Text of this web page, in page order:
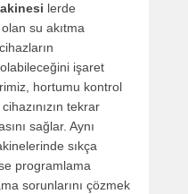
lerde
su akıtma
olabileceğini işaret
hortumu kontrol
tekrar
sağlar. Aynı
sıkça
programlama
sorunlarını çözmek